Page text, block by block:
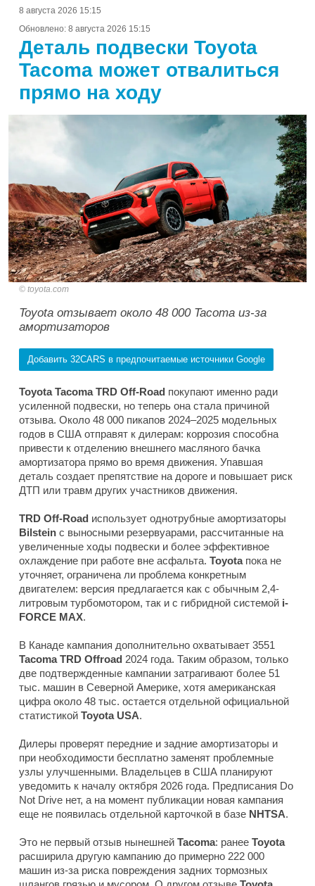
8 августа 2026 15:15
Обновлено: 8 августа 2026 15:15
Деталь подвески Toyota
Tacoma может отвалиться
прямо на ходу
toyota.com
Toyota отзывает около 48 000 Tacoma из-за
амортизаторов
Добавить 32CARS в предпочитаемые источники Google
Toyota Tacoma TRD Off-Road покупают именно ради
усиленной подвески, но теперь она стала причиной
отзыва. Около 48 000 пикапов 2024–2025 модельных
годов в США отправят к дилерам: коррозия способна
привести к отделению внешнего масляного бачка
амортизатора прямо во время движения. Упавшая
деталь создает препятствие на дороге и повышает риск
ДТП или травм других участников движения.
TRD Off-Road использует однотрубные амортизаторы
Bilstein с выносными резервуарами, рассчитанные на
увеличенные ходы подвески и более эффективное
охлаждение при работе вне асфальта. Toyotaпока не
уточняет, ограничена ли проблема конкретным
двигателем: версия предлагается как с обычным 2,4-
литровым турбомотором, так и с гибридной системой i-
FORCE MAX.
В Канаде кампания дополнительно охватывает 3551
Tacoma TRD Offroad 2024 года. Таким образом, только
две подтвержденные кампании затрагивают более 51
тыс. машин в Северной Америке, хотя американская
цифра около 48 тыс. остается отдельной официальной
статистикой Toyota USA.
Дилеры проверят передние и задние амортизаторы и
при необходимости бесплатно заменят проблемные
узлы улучшенными. Владельцев в США планируют
уведомить к началу октября 2026 года. Предписания Do
Not Drive нет, а на момент публикации новая кампания
еще не появилась отдельной карточкой в базе NHTSA.
Это не первый отзыв нынешней Tacoma: ранее Toyota
расширила другую кампанию до примерно 222 000
машин из-за риска повреждения задних тормозных